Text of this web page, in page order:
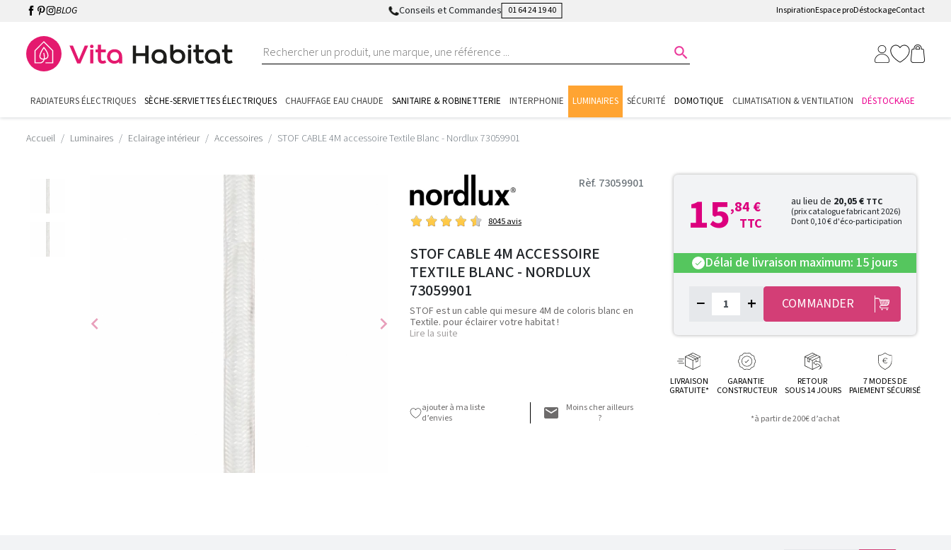
BLOG Conseils et Commandes 01 64 24 19 40 InspirationEspace proDéstockageContact

RADIATEURS ÉLECTRIQUES SÈCHE-SERVIETTES ÉLECTRIQUES CHAUFFAGE EAU CHAUDE SANITAIRE & ROBINETTERIE INTERPHONIE LUMINAIRES SÉCURITÉ DOMOTIQUE CLIMATISATION & VENTILATION DÉSTOCKAGE
Accueil Luminaires Eclairage intérieur Accessoires STOF CABLE 4M accessoire Textile Blanc - Nordlux 73059901
chevron_left chevron_right
Rèf. 73059901
8045 avis
STOF CABLE 4M ACCESSOIRE
TEXTILE BLANC - NORDLUX
73059901
STOF est un cable qui mesure 4M de coloris blanc en
Textile. pour éclairer votre habitat !
Lire la suite
ajouter à ma liste
d’envies
Moins cher ailleurs
?
15,84 €
TTC
au lieu de 20,05 € TTC
(prix catalogue fabricant 2026)
Dont 0,10 € d'éco-participation
check Délai de livraison maximum: 15 jours
− + COMMANDER
LIVRAISON
GRATUITE*
GARANTIE
CONSTRUCTEUR
RETOUR
SOUS 14 JOURS
7 MODES DE
PAIEMENT SÉCURISÉ
*à partir de 200€ d’achat